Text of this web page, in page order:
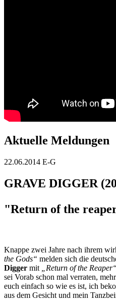
Aktuelle Meldungen
22.06.2014 E-G
GRAVE DIGGER
"Return of the
Knappe zwei Jahre nach ihrem
the Gods“ melden sich die
Digger mit „Return of the Reaper“
sei Vorab schon mal verraten,
euch einfach so wie es ist, ich
aus dem Gesicht und mein